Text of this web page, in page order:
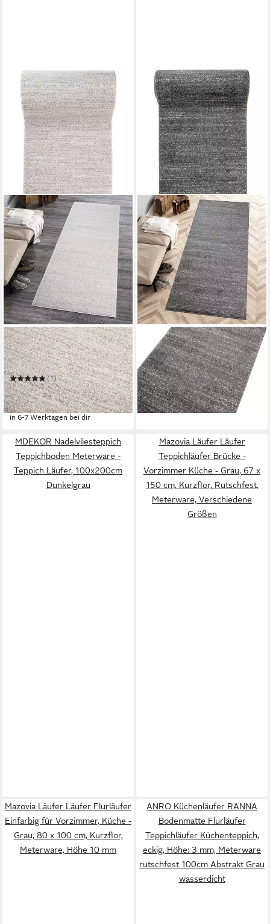
MAZOVIA
Läufer Läufer Flurläufer
Einfarbig für Vorzimmer,
Küche - Grau
(1)
ab 25,99 € UVP70,99 €
-63%
in 6-7 Werktagen bei dir
MAZOVIA
Läufer Läufer Flurläufer
Einfarbig für Vorzimmer,
Küche - Anthrazit
ab 20,99 € UVP61,99 €
-66%
in 6-7 Werktagen bei dir
MDEKOR Nadelvliesteppich
Teppichboden Meterware -
Teppich Läufer, 100x200cm
Dunkelgrau
Mazovia Läufer Läufer
Teppichläufer Brücke -
Vorzimmer Küche - Grau, 67 x
150 cm, Kurzflor, Rutschfest,
Meterware, Verschiedene
Größen
Mazovia Läufer Läufer Flurläufer
Einfarbig für Vorzimmer, Küche -
Grau, 80 x 100 cm, Kurzflor,
Meterware, Höhe 10 mm
ANRO Küchenläufer RANNA
Bodenmatte Flurläufer
Teppichläufer Küchenteppich,
eckig, Höhe: 3 mm, Meterware
rutschfest 100cm Abstrakt Grau
wasserdicht